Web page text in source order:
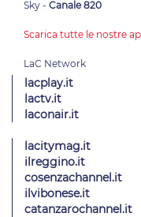
Sky - Canale 820
Scarica tutte le nostre
lacplay.it
lactv.it
laconair.it
lacitymag.it
ilreggino.it
cosenzachannel.it
ilvibonese.it
catanzarochannel.it